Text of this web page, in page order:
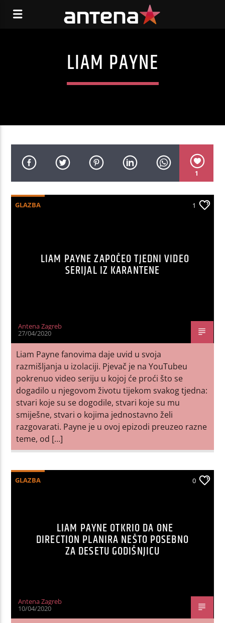
LIAM PAYNE
1
GLAZBA 1
LIAM PAYNE ZAPOČEO TJEDNI VIDEO
SERIJAL IZ KARANTENE
Antena Zagreb
27/04/2020
Liam Payne fanovima daje uvid u svoja
razmišljanja u izolaciji. Pjevač je na YouTubeu
pokrenuo video seriju u kojoj će proći što se
dogadilo u njegovom životu tijekom svakog tjedna:
stvari koje su se dogodile, stvari koje su mu
smiješne, stvari o kojima jednostavno želi
razgovarati. Payne je u ovoj epizodi preuzeo razne
teme, od […]
GLAZBA 0
LIAM PAYNE OTKRIO DA ONE
DIRECTION PLANIRA NEŠTO POSEBNO
ZA DESETU GODIŠNJICU
Antena Zagreb
10/04/2020